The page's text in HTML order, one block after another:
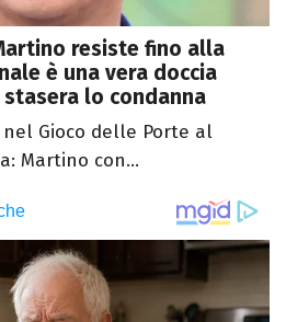
resiste fino alla
è una vera doccia
lo condanna
Gioco delle Porte al
Martino con...